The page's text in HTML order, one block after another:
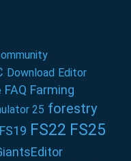
Download Editor
FAQ Farming
25 forestry
FS19 FS22 FS25